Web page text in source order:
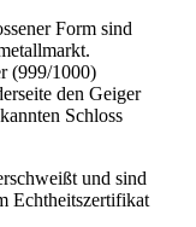
Form sind
(999/1000)
den Geiger
Schloss
und sind
Echtheitszertifikat